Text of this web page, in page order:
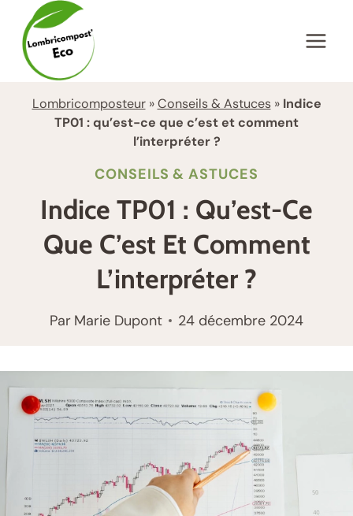
contenu
Lombricomposteur»Conseils & Astuces» Indice
TP01 : qu’est-ce que c’est et comment
l’interpréter ?
CONSEILS & ASTUCES
Indice TP01 : Qu’est-Ce
Que C’est Et Comment
L’interpréter ?
Par Marie Dupont 24 décembre 2024